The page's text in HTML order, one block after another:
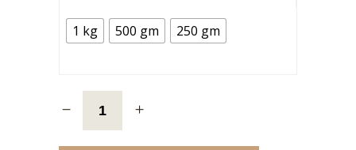
1 kg 500 gm 250 gm